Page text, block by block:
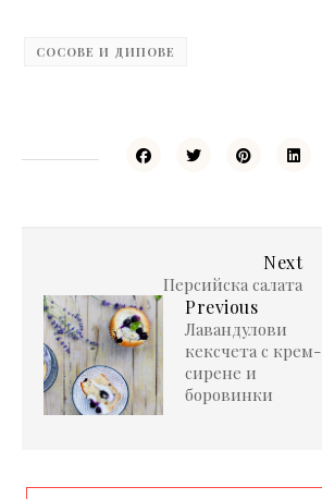
СОСОВЕ И ДИПОВЕ
Next
Персийска салата
Previous
Лавандулови
кексчета с крем-
сирене и
боровинки